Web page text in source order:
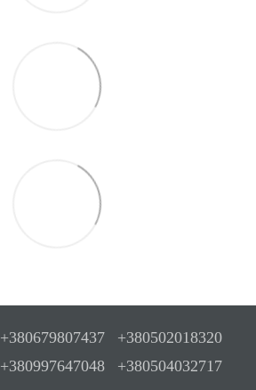
+380679807437
+380502018320
+380997647048 +380504032717